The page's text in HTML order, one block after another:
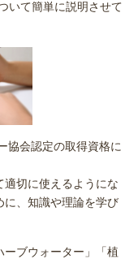
いて簡単に説明させて
協会認定の取得資格に
適切に使えるようにな
に、知識や理論を学び
ーブウォーター」「植